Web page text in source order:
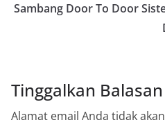
Sambang Door To Door
Tinggalkan Balasan
Alamat email Anda tidak